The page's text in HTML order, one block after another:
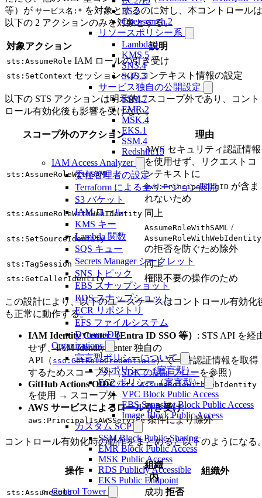
ES.2
Opensearch.2
リソースポリシー系
Lambda.1
KMS.5
SNS.4
SQS.3
サービス独自の公開設定
SSM.7
EMR.2
MSK.4
EKS.1
SSM.4
Redshift.15
IAM Access Analyzer
委任管理者の設定
Terraform による全リージョン展開
S3 バケット
IAM ロール
KMS キー
Lambda 関数
SQS キュー
Secrets Manager シークレット
SNS トピック
EBS スナップショット
RDS スナップショット
ECR リポジトリ
EFS ファイルシステム
DynamoDB
Organizations
宣言型ポリシーについて
S3 ポリシー（宣言型）
EC2 ポリシー（宣言型）
VPC Block Public Access
EBS Snapshot Block Public Access
Image Block Public Access
カスタム SCP
SSM Block Public Sharing
EMR Block Public Access
MSK Public Access
RDS Publicly Accessible
EKS Public Endpoint
Control Tower
等）が サービス名:* を対象とするのに対し、本コントロールは
以下の 2 アクションのみを対象とする。
対象アクション 説明
sts:AssumeRole IAM ロールの引き受け
sts:SetContext セッションへのコンテキスト情報の設定
以下の STS アクションは明示的にスコープ外であり、コント
ロール有効化後も影響を受けない。
スコープ外のアクション 理由
sts:AssumeRoleWithSAML
AWS セキュリティ認証情報
を使用せず、リクエストコ
ンテキストに
aws:PrincipalOrgID が含ま
れないため
sts:AssumeRoleWithWebIdentity 同上
sts:SetSourceIdentity
AssumeRoleWithSAML /
AssumeRoleWithWebIdentity
の拒否を防ぐため除外
sts:TagSession 同上
sts:GetCallerIdentity 権限不要の操作のため
この設計により、以下のユースケースはコントロール有効化
も正常に動作する。
IAM Identity Center（Entra ID SSO 等） : STS API を経
せず、IAM Identity Center 独自の
API（ sso:GetRoleCredentials）で一時認証情報を取得
するためスコープ外（SDK の認証フローを参照）
GitHub Actions OIDC:sts:AssumeRoleWithWebIdentity
を使用 → スコープ外
AWS サービスによるロール引き受け:
aws:PrincipalIsAWSService条件により除外
コントロール有効化時の動作をまとめると以下のようになる
操作
組織
内
組織外
sts:AssumeRole 成功 拒否